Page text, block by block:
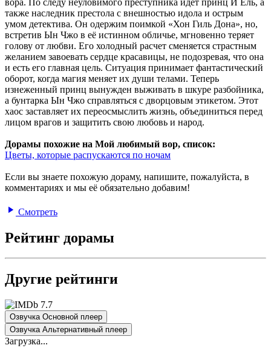
также наследник престола с внешностью идола и острым
умом детектива. Он одержим поимкой «Хон Гиль Дона», но,
встретив Ын Чжо в её истинном обличье, мгновенно теряет
голову от любви. Его холодный расчет сменяется страстным
желанием завоевать сердце красавицы, не подозревая, что она
и есть его главная цель. Ситуация принимает фантастический
оборот, когда магия меняет их души телами. Теперь
изнеженный принц вынужден выживать в шкуре разбойника,
а бунтарка Ын Чжо справляться с дворцовым этикетом. Этот
хаос заставляет их переосмыслить жизнь, объединиться перед
лицом врагов и защитить свою любовь и народ.
Дорамы похожие на Мой любимый вор, список:
Цветы, которые распускаются по ночам
Если вы знаете похожую дораму, напишите, пожалуйста, в
комментариях и мы её обязательно добавим!
Смотреть
Рейтинг дорамы
Другие рейтинги
7.7
Озвучка Основной плеер
Озвучка Альтернативный плеер
Загрузка...